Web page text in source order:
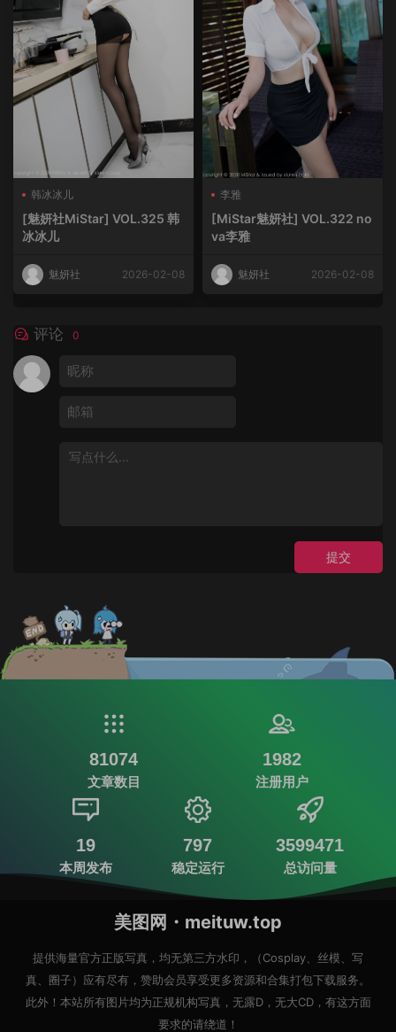
韩冰冰儿
[魅妍社MiStar] VOL.325 韩
冰冰儿
魅妍社 2026-02-08
李雅
[MiStar魅妍社] VOL.322 no
va李雅
魅妍社 2026-02-08
评论 0
提交
81074
文章数目
1982
注册用户
19
本周发布
797
稳定运行
3599471
总访问量
美图网・meituw.top
提供海量官方正版写真，均无第三方水印，（Cosplay、丝模、写
真、圈子）应有尽有，赞助会员享受更多资源和合集打包下载服务。
此外！本站所有图片均为正规机构写真，无露D，无大CD，有这方面
要求的请绕道！